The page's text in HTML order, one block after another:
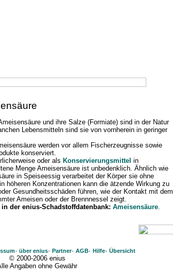
und ihre Salze (Formiate) sind in der Natur
Lebensmitteln sind sie von vornherein in geringer
werden vor allem Fischerzeugnisse sowie
konserviert.
oder als Konservierungsmittel in
Menge Ameisensäure ist unbedenklich. Ähnlich wie
in Speiseessig verarbeitet der Körper sie ohne
höheren Konzentrationen kann die ätzende Wirkung zu
Gesundheitsschäden führen, wie der Kontakt mit dem
Ameisen oder der Brennnessel zeigt.
der enius-Schadstoffdatenbank: Ameisensäure.
· über enius· Partner· AGB· Hilfe· Übersicht
© 2000-2006 enius
Angaben ohne Gewähr